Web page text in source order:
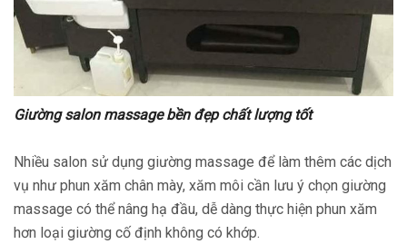
Giường salon massage bền đẹp chất lượng tốt
Nhiều salon sử dụng giường massage để làm thêm các dịch
vụ như phun xăm chân mày, xăm môi cần lưu ý chọn giường
massage có thể nâng hạ đầu, dễ dàng thực hiện phun xăm
hơn loại giường cố định không có khớp.